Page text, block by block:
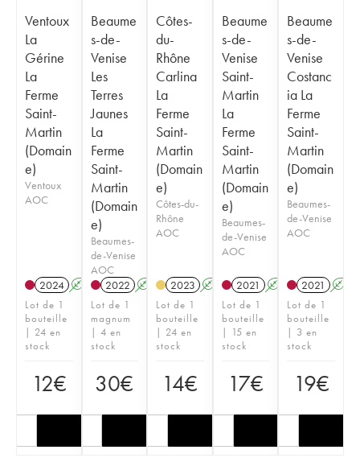
Ventoux
La
Gérine
La
Ferme
Saint-
Martin
(Domain
e)
Ventoux
AOC
2024 A K
Lot de 1
bouteille
| 24 en
stock
12€
Beaume
s-de-
Venise
Les
Terres
Jaunes
La
Ferme
Saint-
Martin
(Domain
e)
Beaumes-
de-Venise
AOC
2022 A K
Lot de 1
magnum
| 4 en
stock
30€
Côtes-
du-
Rhône
Carlina
La
Ferme
Saint-
Martin
(Domain
e)
Côtes-du-
Rhône
AOC
2023 A K
Lot de 1
bouteille
| 24 en
stock
14€
Beaume
s-de-
Venise
Saint-
Martin
La
Ferme
Saint-
Martin
(Domain
e)
Beaumes-
de-Venise
AOC
2021 A K
Lot de 1
bouteille
| 15 en
stock
17€
Beaume
s-de-
Venise
Costanc
ia La
Ferme
Saint-
Martin
(Domain
e)
Beaumes-
de-Venise
AOC
2021 A
Lot de 1
bouteille
| 3 en
stock
19€